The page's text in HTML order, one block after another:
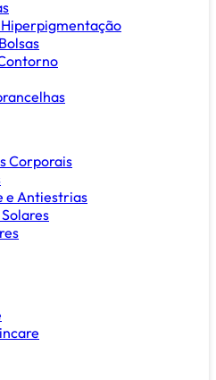
Hiperpigmentação
Corporais
e Antiestrias